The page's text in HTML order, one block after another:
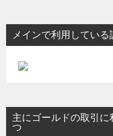
メインで利用している
主にゴールドの取引
つ